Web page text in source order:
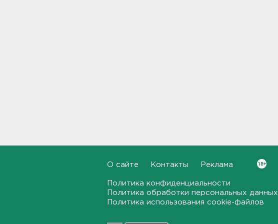
В Тосно открыли
перекрёсток, разбитый
О сайте Контакты Реклама
Политика конфиденциальности
Политика обработки персональных данных
Политика использования cookie-файлов